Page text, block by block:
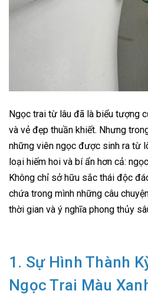
Ngọc trai từ lâu đã là biểu tượng
và vẻ đẹp thuần khiết. Nhưng
những viên ngọc được sinh ra từ
loại hiếm hoi và bí ẩn hơn cả:
Không chỉ sở hữu sắc thái độc
chứa trong mình những câu
thời gian và ý nghĩa phong thủy
1. Sự Hình Thành
Ngọc Trai Màu